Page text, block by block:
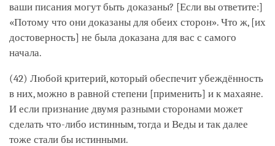
ваши писания могут быть доказаны? [Если вы ответите:]
«Потому что они доказаны для обеих сторон». Что ж, [их
достоверность] не была доказана для вас с самого
начала.
(42) Любой критерий, который обеспечит убеждённость
в них, можно в равной степени [применить] и к махаяне.
И если признание двумя разными сторонами может
сделать что-либо истинным, тогда и Веды и так далее
тоже стали бы истинными.